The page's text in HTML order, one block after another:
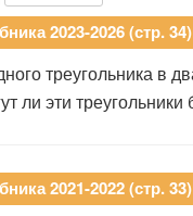
2023-2026 (стр.
треугольника в
ли эти
2021-2022 (стр.